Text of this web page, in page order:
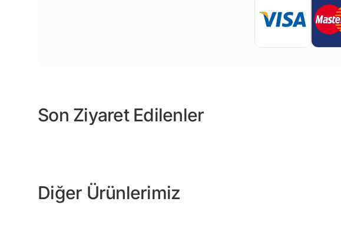
Son Ziyaret Edilenler
Diğer Ürünlerimiz